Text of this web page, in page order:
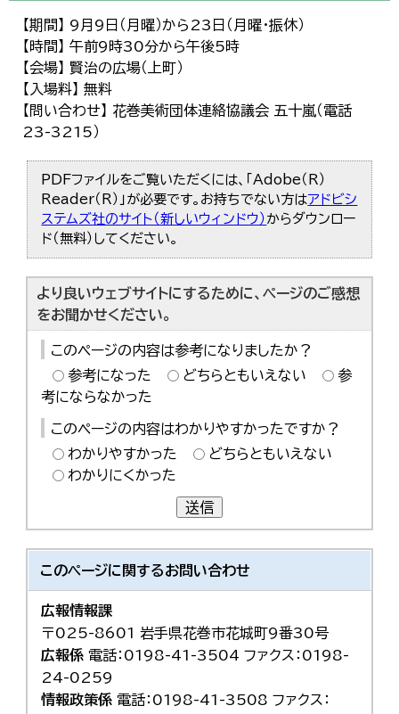
【期間】 9月9日（月曜）から23日（月曜・振休）
【時間】 午前9時30分から午後5時
【会場】 賢治の広場（上町）
【入場料】 無料
【問い合わせ】 花巻美術団体連絡協議会 五十嵐（電話
23-3215）
PDFファイルをご覧いただくには、「Adobe（R）
Reader（R）」が必要です。お持ちでない方はアドビシ
ステムズ社のサイト（新しいウィンドウ） からダウンロー
ド（無料）してください。
より良いウェブサイトにするために、ページのご感想
をお聞かせください。
このページの内容は参考になりましたか？
参考になった
どちらともいえない
参
考にならなかった
このページの内容はわかりやすかったですか？
わかりやすかった
どちらともいえない
わかりにくかった
送信
このページに関するお問い合わせ
広報情報課
〒025-8601 岩手県花巻市花城町9番30号
広報係電話：0198-41-3504 ファクス：0198-
24-0259
情報政策係 電話：0198-41-3508 ファクス：